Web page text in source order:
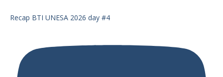
Recap BTI UNESA 2026 day #4